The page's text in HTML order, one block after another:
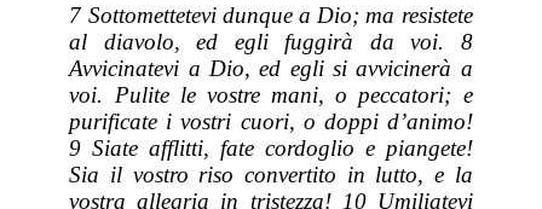
7 Sottomettetevi dunque a Dio; ma resistete
al diavolo, ed egli fuggirà da voi. 8
Avvicinatevi a Dio, ed egli si avvicinerà a
voi. Pulite le vostre mani, o peccatori; e
purificate i vostri cuori, o doppi d’animo!
9 Siate afflitti, fate cordoglio e piangete!
Sia il vostro riso convertito in lutto, e la
vostra allegria in tristezza! 10 Umiliatevi